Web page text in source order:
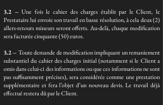
3.2 – Une fois le cahier des charges établit par le Client, le
Prestataire lui envoie son travail en basse résolution, à cela deux (2)
allers-retours mineurs seront offerts. Au-delà, chaque modification
sera facturée cinquante (50) euros.
3.2 – Toute demande de modification impliquant un remaniement
substantiel du cahier des charges initial (notamment si le Client a
omis dans celui-ci des informations ou que ces informations ne sont
pas suffisamment précises), sera considérée comme une prestation
supplémentaire et fera l’objet d’un nouveau devis. Le travail déjà
effectué restera dû par le Client.